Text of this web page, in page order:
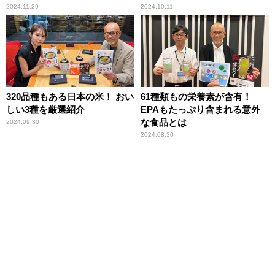
のとは
2024.11.29 2024.10.11
320品種もある日本の米！ おい
しい3種を厳選紹介
2024.09.30
61種類もの栄養素が含有！
EPAもたっぷり含まれる意外
な食品とは
2024.08.30